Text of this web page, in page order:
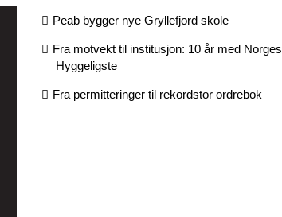
Peab bygger nye Gryllefjord skole
Fra motvekt til institusjon: 10 år med Norges
Hyggeligste
Fra permitteringer til rekordstor ordrebok